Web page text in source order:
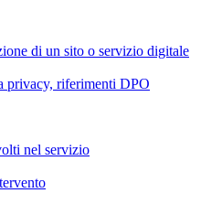
di un sito o servizio digitale
privacy, riferimenti DPO
nel servizio